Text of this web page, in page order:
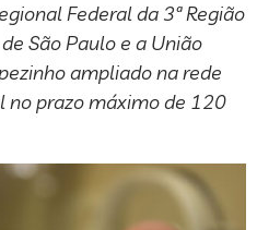
Federal da 3ª Região
São Paulo e a União
ampliado na rede
no prazo máximo de 120